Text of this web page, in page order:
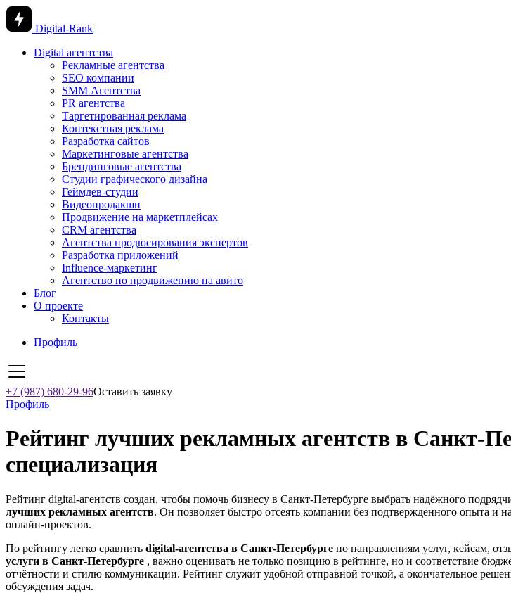
Digital-Rank
Digital агентства
Рекламные агентства
SEO компании
SMM Агентства
PR агентства
Таргетированная реклама
Контекстная реклама
Разработка сайтов
Маркетинговые агентства
Брендинговые агентства
Студии графического дизайна
Геймдев-студии
Видеопродакшн
Продвижение на маркетплейсах
CRM агентства
Агентства продюсирования экспертов
Разработка приложений
Influence-маркетинг
Агентство по продвижению на авито
Блог
О проекте
Контакты
Профиль
+7 (987) 680-29-96Оставить заявку
Профиль
Рейтинг лучших рекламных агентств в Санкт-
специализация
Рейтинг digital-агентств создан, чтобы помочь бизнесу в Санкт-Петербурге выбрать надёжного
лучших рекламных агентств. Он позволяет быстро отсеять компании без подтверждённого опыта и
онлайн-проектов.
По рейтингу легко сравнить digital-агентства в Санкт-Петербурге по направлениям услуг, кейсам,
услуги в Санкт-Петербурге , важно оценивать не только позицию в рейтинге, но и соответствие
отчётности и стилю коммуникации. Рейтинг служит удобной отправной точкой, а окончательное
обсуждения задач.